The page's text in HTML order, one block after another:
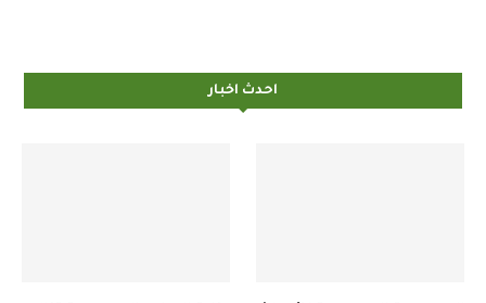
احدث اخبار